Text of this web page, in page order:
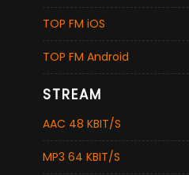
TOP FM iOS
TOP FM Android
STREAM
AAC 48 KBIT/S
MP3 64 KBIT/S